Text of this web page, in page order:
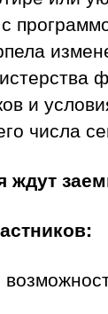
и
числа
ждут